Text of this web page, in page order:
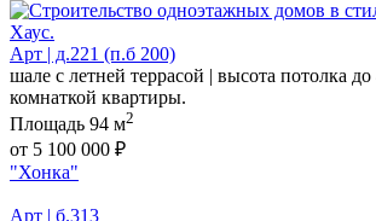
Арт | д.221 (п.б 200)
шале с летней террасой | высота потолка
комнаткой квартиры.
Площадь 94 м2
от 5 100 000 ₽
"Хонка"
Арт | б.313